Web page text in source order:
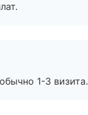
1-3 визита.